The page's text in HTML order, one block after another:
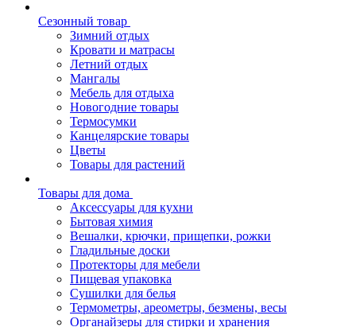
Сезонный товар
Зимний отдых
Кровати и матрасы
Летний отдых
Мангалы
Мебель для отдыха
Новогодние товары
Термосумки
Канцелярские товары
Цветы
Товары для растений
Товары для дома
Аксессуары для кухни
Бытовая химия
Вешалки, крючки, прищепки, рожки
Гладильные доски
Протекторы для мебели
Пищевая упаковка
Сушилки для белья
Термометры, ареометры, безмены, весы
Органайзеры для стирки и хранения